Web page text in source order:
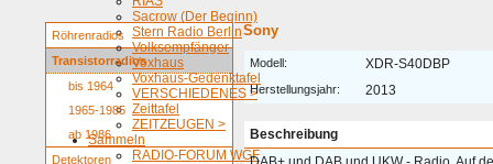
Sacrow (Der Beginn)
Stern Radio Berlin
Volksempfänger
Voxhaus
Voxhaus-Gedenktafel
VERSCHIEDENES >
Zeittafel
ZEITZEUGEN >
Sammeln
RADIO-FORUM WGF
Röhrenradios
Transistorradios
bis 1964
1965-1985
ab 1986
Detektoren
Sony
Modell: XDR-S40DBP
Herstellungsjahr: 2013
Beschreibung